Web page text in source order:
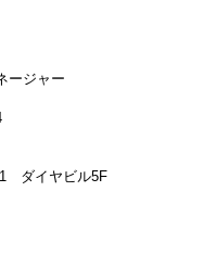
ージャー
ダイヤビル5F